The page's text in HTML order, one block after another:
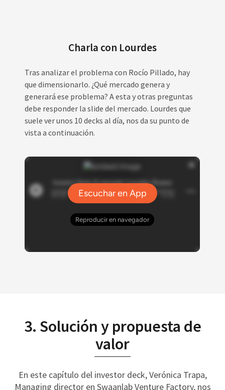
Charla con Lourdes
Tras analizar el problema con Rocío Pillado, hay
que dimensionarlo. ¿Qué mercado genera y
generará ese problema? A esta y otras preguntas
debe responder la slide del mercado. Lourdes que
suele ver unos 10 decks al día, nos da su punto de
vista a continuación.
3. Solución y propuesta de
valor
En este capítulo del investor deck, Verónica Trapa,
Managing director en Swaanlab Venture Factory, nos